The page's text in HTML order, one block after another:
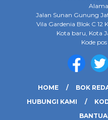
Jalan Sunan Gunung
Vila Gardenia Blok C 12
Kota baru, Kota
Kode pos
HOME BOK
HUBUNGI KAMI